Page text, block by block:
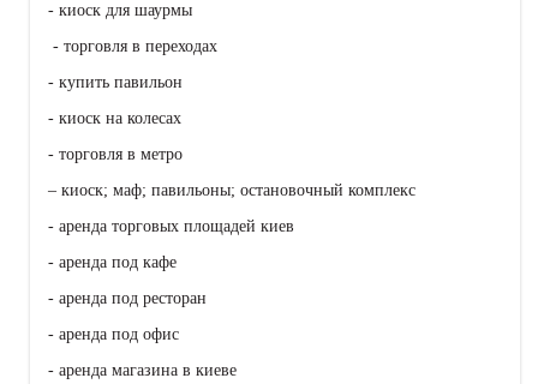
- киоск для шаурмы
- торговля в переходах
- купить павильон
- киоск на колесах
- торговля в метро
– киоск; маф; павильоны; остановочный комплекс
- аренда торговых площадей киев
- аренда под кафе
- аренда под ресторан
- аренда под офис
- аренда магазина в киеве